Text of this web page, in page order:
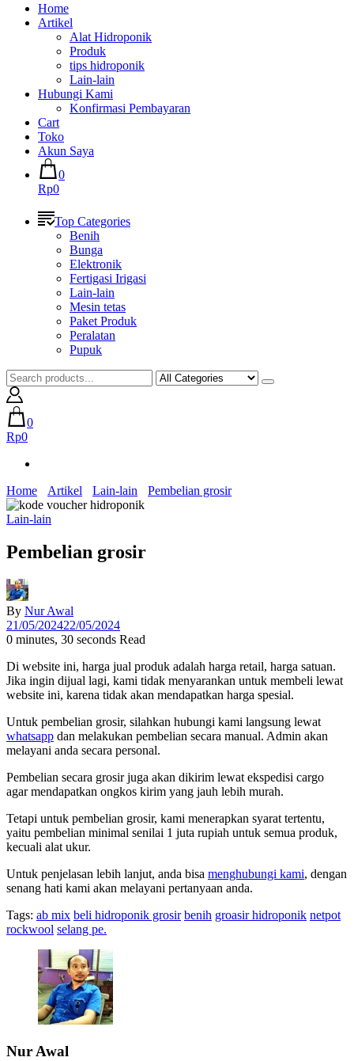
Home
Artikel
Alat Hidroponik
Produk
tips hidroponik
Lain-lain
Hubungi Kami
Konfirmasi Pembayaran
Cart
Toko
Akun Saya
0
Rp0
Top Categories
Benih
Bunga
Elektronik
Fertigasi Irigasi
Lain-lain
Mesin tetas
Paket Produk
Peralatan
Pupuk
0
Rp0
Home Artikel Lain-lain Pembelian grosir
Lain-lain
Pembelian grosir
By Nur Awal
21/05/202422/05/2024
0 minutes, 30 seconds Read
Di website ini, harga jual produk adalah harga retail, harga satuan.
Jika ingin dijual lagi, kami tidak menyarankan untuk membeli lewat
website ini, karena tidak akan mendapatkan harga spesial.
Untuk pembelian grosir, silahkan hubungi kami langsung lewat
whatsapp dan melakukan pembelian secara manual. Admin akan
melayani anda secara personal.
Pembelian secara grosir juga akan dikirim lewat ekspedisi cargo
agar mendapatkan ongkos kirim yang jauh lebih murah.
Tetapi untuk pembelian grosir, kami menerapkan syarat tertentu,
yaitu pembelian minimal senilai 1 juta rupiah untuk semua produk,
kecuali alat ukur.
Untuk penjelasan lebih lanjut, anda bisa menghubungi kami, dengan
senang hati kami akan melayani pertanyaan anda.
Tags: ab mix beli hidroponik grosir benih groasir hidroponik netpot
rockwool selang pe.
Nur Awal